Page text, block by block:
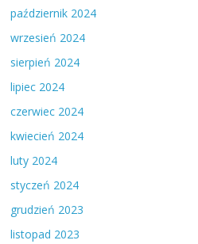
październik 2024
wrzesień 2024
sierpień 2024
lipiec 2024
czerwiec 2024
kwiecień 2024
luty 2024
styczeń 2024
grudzień 2023
listopad 2023